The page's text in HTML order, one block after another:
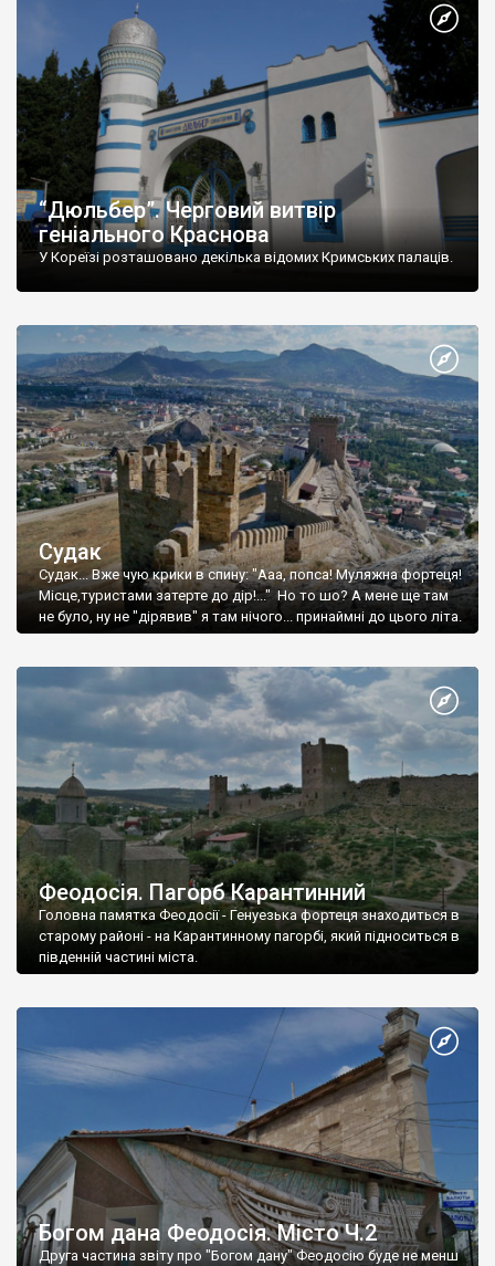
“Дюльбер”. Черговий витвір
геніального Краснова
У Кореїзі розташовано декілька відомих Кримських палаців.
Судак
Судак... Вже чую крики в спину: "Ааа, попса! Муляжна фортеця!
Місце,туристами затерте до дір!..." Но то шо? А мене ще там
не було, ну не "дірявив" я там нічого... принаймні до цього літа.
Феодосія. Пагорб Карантинний
Головна памятка Феодосії - Генуезька фортеця знаходиться в
старому районі - на Карантинному пагорбі, який підноситься в
південній частині міста.
Богом дана Феодосія. Місто Ч.2
Друга частина звіту про "Богом дану" Феодосію буде не менш